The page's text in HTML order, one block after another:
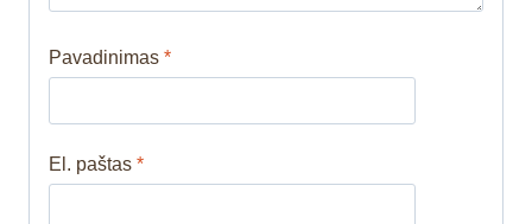
Pavadinimas *
El. paštas *